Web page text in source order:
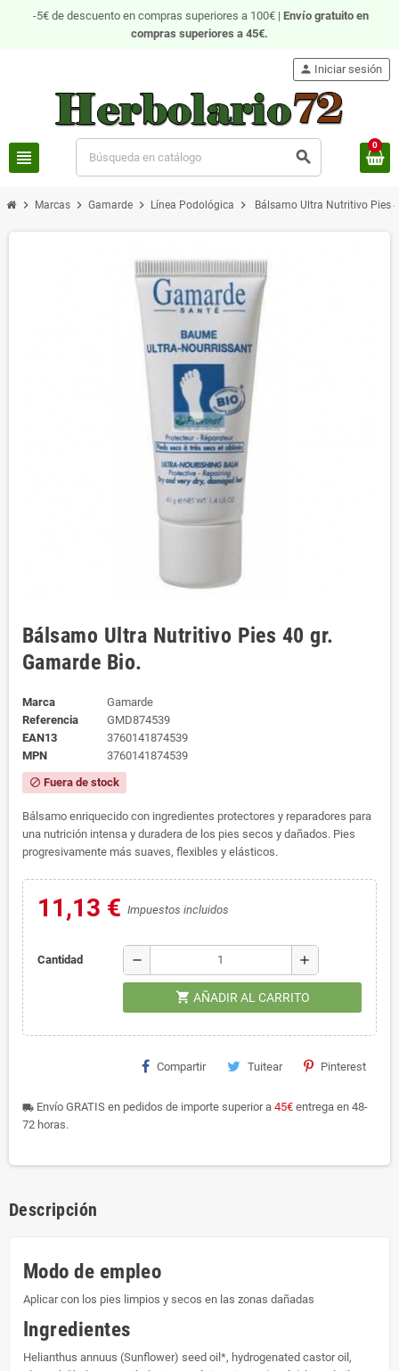
-5€ de descuento en compras superiores a 100€ | Envío gratuito en
compras superiores a 45€.
view_headline search
person Iniciar sesión
0
chevron_right Marcas chevron_right Gamarde chevron_right Línea Podológica chevron_right Bálsamo Ultra Nutritivo Pies
Bálsamo Ultra Nutritivo Pies 40 gr.
Gamarde Bio.
Marca
Gamarde
Referencia
GMD874539
EAN13
3760141874539
MPN
3760141874539
block Fuera de stock
Bálsamo enriquecido con ingredientes protectores y reparadores para
una nutrición intensa y duradera de los pies secos y dañados. Pies
progresivamente más suaves, flexibles y elásticos.
11,13 € Impuestos incluidos
Cantidad remove add
shopping_cart AÑADIR AL CARRITO
Compartir Tuitear Pinterest
local_shipping Envío GRATIS en pedidos de importe superior a 45€ entrega en 48-
72 horas.
Descripción
Modo de empleo
Aplicar con los pies limpios y secos en las zonas dañadas
Ingredientes
Helianthus annuus (Sunflower) seed oil*, hydrogenated castor oil,